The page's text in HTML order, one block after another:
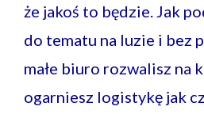
że jakoś to będzie. Jak
do tematu na luzie i bez
małe biuro rozwalisz na
ogarniesz logistykę jak